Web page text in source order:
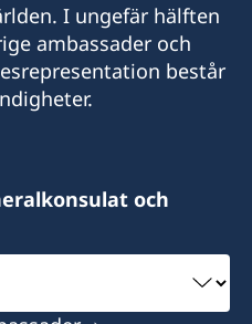
I ungefär hälften
ambassader och
består
och